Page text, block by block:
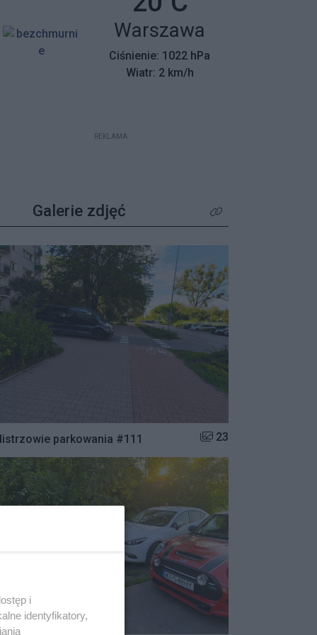
mieszkańców z wyjątkowym
apelem – poszukiwane są osoby,
które pamiętają tamte dni,
wspierały protestujących lub były
Miasto:
Warszawa
Ciśnienie: 1022 hPa
Wiatr: 2 km/h
REKLAMA
Galerie zdjęć Kliknij aby zobaczyć
parkowania #111 Liczba zdjęć w galerii:
23
i
identyfikatory,